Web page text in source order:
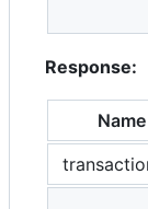
Response:
Name